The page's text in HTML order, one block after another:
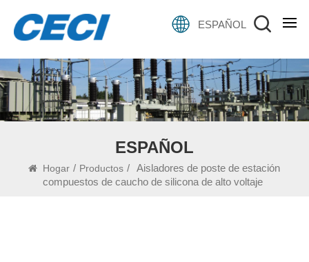
ESPAÑOL
ESPAÑOL
Hogar / Productos /
Aisladores de poste de estación
compuestos de caucho de silicona de alto voltaje